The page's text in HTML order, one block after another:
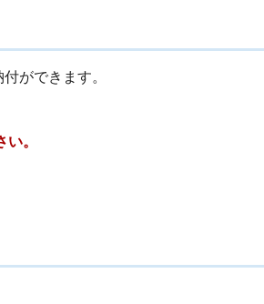
ができます。
。